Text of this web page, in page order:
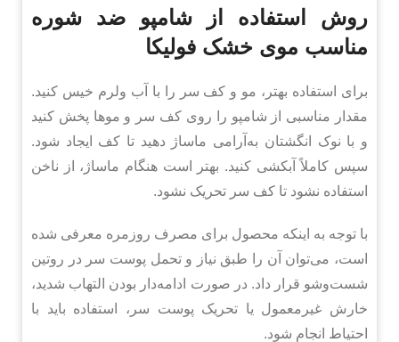
روش استفاده از شامپو ضد شوره
مناسب موی خشک فولیکا
برای استفاده بهتر، مو و کف سر را با آب ولرم خیس کنید.
مقدار مناسبی از شامپو را روی کف سر و موها پخش کنید
و با نوک انگشتان به‌آرامی ماساژ دهید تا کف ایجاد شود.
سپس کاملاً آبکشی کنید. بهتر است هنگام ماساژ، از ناخن
استفاده نشود تا کف سر تحریک نشود.
با توجه به اینکه محصول برای مصرف روزمره معرفی شده
است، می‌توان آن را طبق نیاز و تحمل پوست سر در روتین
شست‌وشو قرار داد. در صورت ادامه‌دار بودن التهاب شدید،
خارش غیرمعمول یا تحریک پوست سر، استفاده باید با
احتیاط انجام شود.